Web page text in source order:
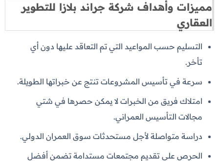
مميزات وأهداف شركة جراند بلازا للتطوير
العقاري
التسليم حسب المواعيد التي تم التعاقد عليها دون أي
تأخر.
سرعة في تأسيس المشروعات تنتج عن خبراتها الطويلة.
امتلاك فريق من الخبرات لا يمكن حصرها في شتي
مجالات التأسيس العمراني.
دراسة متواصلة لأجل مستحدثات سوق العمران الدولي.
الحرص علي تقديم مجتمعات مستدامة تضمن أفضل